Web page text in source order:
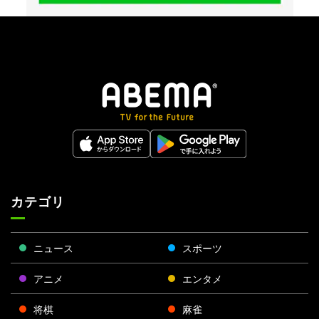
カテゴリ
ニュース スポーツ
アニメ エンタメ
将棋 麻雀